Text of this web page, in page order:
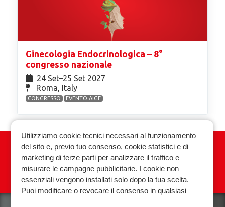
Ginecologia Endocrinologica – 8°
congresso nazionale
24 Set⁠–25 Set 2027
Roma, Italy
CONGRESSO EVENTO AIGE
Associazione Italiana Ginecologia
Endocrinologica
Privacy policy Cookie policy
Utilizziamo cookie tecnici necessari al funzionamento
del sito e, previo tuo consenso, cookie statistici e di
marketing di terze parti per analizzare il traffico e
misurare le campagne pubblicitarie. I cookie non
essenziali vengono installati solo dopo la tua scelta.
Puoi modificare o revocare il consenso in qualsiasi